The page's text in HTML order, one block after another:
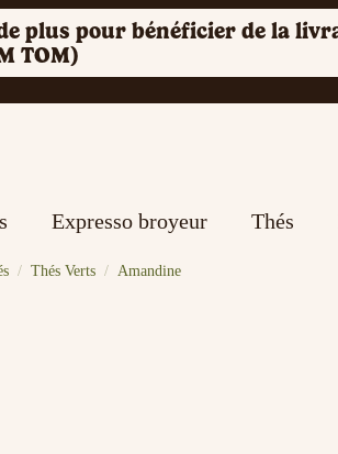
plus pour bénéficier de la
TOM)
Expresso broyeur Thés
Thés Verts Amandine